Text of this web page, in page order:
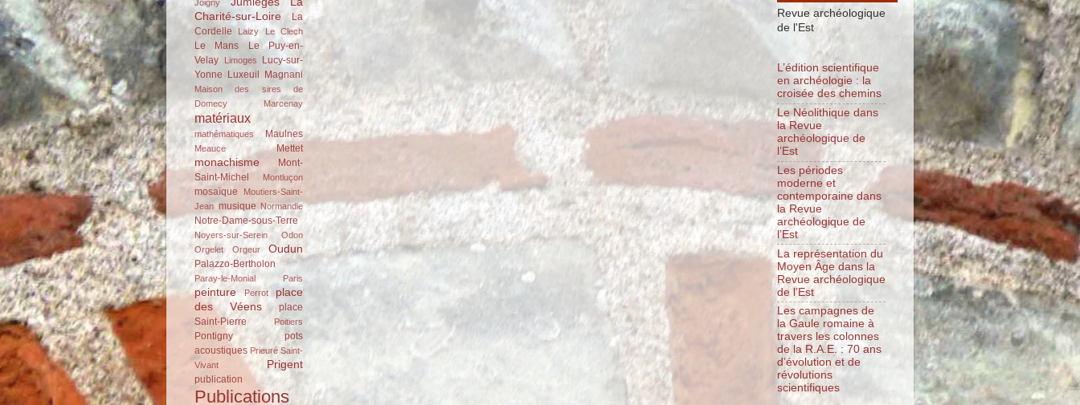
Joigny
Charité-sur-Loire
La
Cordelle
Laizy Le Clech
Le Mans
Le Puy-en-
Velay
Limoges
Lucy-sur-
Yonne Luxeuil Magnani
Maison des sires de
Domecy
Marcenay
matériaux
mathématiques Maulnes
Meauce Mettet
monachisme
Mont-
Saint-Michel
Montluçon
mosaïque
Moutiers-Saint-
Jean musique Normandie
Notre-Dame-sous-Terre
Noyers-sur-Serein
Odon
Orgelet
Orgeur Oudun
Palazzo-Bertholon
Paray-le-Monial Paris
peinture Perrot
place
des Véens
place
Saint-Pierre
Poitiers
Pontigny
pots
acoustiques Prieuré Saint-
Vivant
Prigent
publication
Publications
Revue archéologique
de l'Est
L’édition scientifique
en archéologie : la
croisée des chemins
Le Néolithique dans
la Revue
archéologique de
l’Est
Les périodes
moderne et
contemporaine dans
la Revue
archéologique de
l’Est
La représentation du
Moyen Âge dans la
Revue archéologique
de l’Est
Les campagnes de
la Gaule romaine à
travers les colonnes
de la R.A.E. : 70 ans
d’évolution et de
révolutions
scientifiques